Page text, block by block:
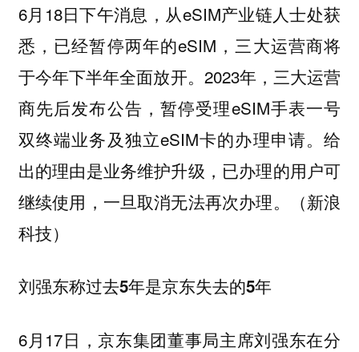
6月18日下午消息，从eSIM产业链人士处获
悉，已经暂停两年的eSIM，三大运营商将
于今年下半年全面放开。2023年，三大运营
商先后发布公告，暂停受理eSIM手表一号
双终端业务及独立eSIM卡的办理申请。给
出的理由是业务维护升级，已办理的用户可
继续使用，一旦取消无法再次办理。（新浪
科技）
刘强东称过去5年是京东失去的5年
6月17日，京东集团董事局主席刘强东在分